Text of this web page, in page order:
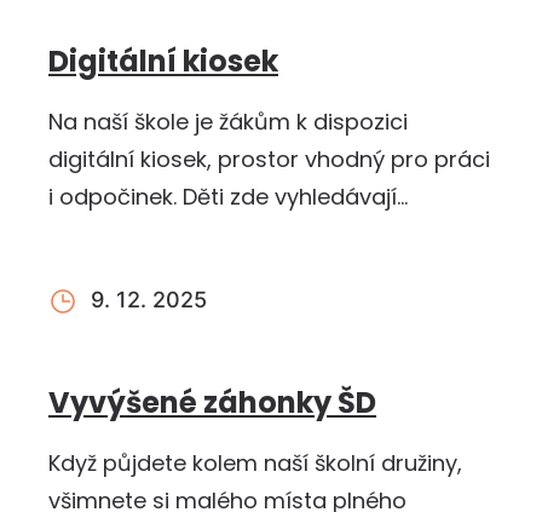
Digitální kiosek
Na naší škole je žákům k dispozici
digitální kiosek, prostor vhodný pro práci
i odpočinek. Děti zde vyhledávají
9. 12. 2025
Vyvýšené záhonky ŠD
Když půjdete kolem naší školní družiny,
všimnete si malého místa plného